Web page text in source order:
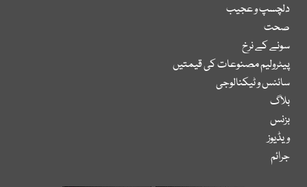
دلچسپ و عجیب
صحت
سونے کے نرخ
پیٹرولیم مصنوعات کی قیمتیں
سائنس و ٹیکنالوجی
بلاگ
بزنس
ویڈیوز
جرائم